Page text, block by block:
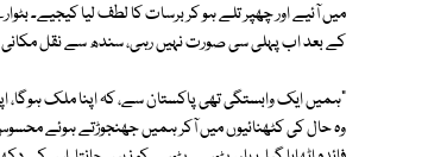
میں آئیے اور چھپر تلے ہو کر برسات کا لطف لیا کیجیے۔
کے بعد اب پہلی سی صورت نہیں رہی، سندھ سے نقل مکانی
"ہمیں ایک وابستگی تھی پاکستان سے، کہ اپنا ملک
وہ حال کی کٹھنائیوں میں آکر ہمیں جھنجوڑتے ہوئے